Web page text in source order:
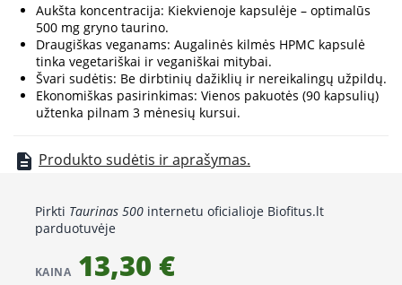
Aukšta koncentracija: Kiekvienoje kapsulėje – optimalūs
500 mg gryno taurino.
Draugiškas veganams: Augalinės kilmės HPMC kapsulė
tinka vegetariškai ir veganiškai mitybai.
Švari sudėtis: Be dirbtinių dažiklių ir nereikalingų užpildų.
Ekonomiškas pasirinkimas: Vienos pakuotės (90 kapsulių)
užtenka pilnam 3 mėnesių kursui.
description Produkto sudėtis ir aprašymas.
Pirkti Taurinas 500 internetu oficialioje Biofitus.lt
parduotuvėje
KAINA 13,30 €